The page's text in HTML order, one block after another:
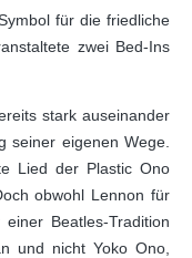
für die friedliche
zwei Bed-Ins
stark auseinander
seiner eigenen Wege.
Lied der Plastic Ono
obwohl Lennon für
Beatles-Tradition
und nicht Yoko Ono,